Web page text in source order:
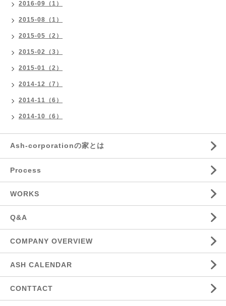
2016-09（1）
2015-08（1）
2015-05（2）
2015-02（3）
2015-01（2）
2014-12（7）
2014-11（6）
2014-10（6）
Ash-corporationの家とは
Process
WORKS
Q&A
COMPANY OVERVIEW
ASH CALENDAR
CONTTACT